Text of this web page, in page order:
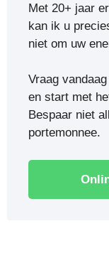
Met 20+ jaar
kan ik u
niet om uw
Vraag
en start met
Bespaar niet
portemonnee.